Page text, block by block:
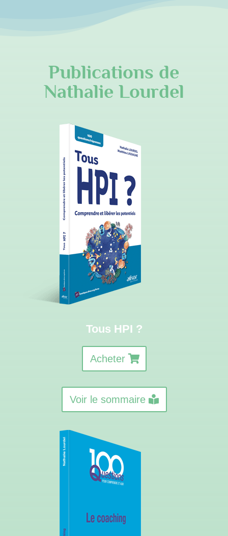
Publications de
Nathalie Lourdel
Tous HPI ?
Acheter
Voir le sommaire